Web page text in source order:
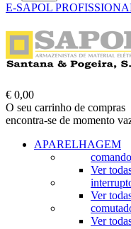
E-SAPOL
€ 0,00
O seu carrinho de compras
encontra-se de momento
APARELHAGEM
Ver
Ver
Ver